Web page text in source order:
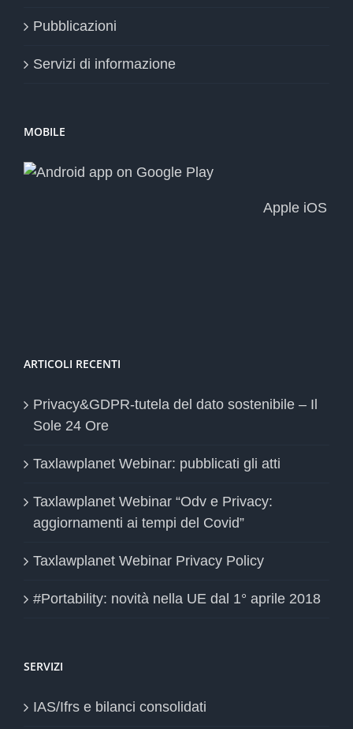
Pubblicazioni
Servizi di informazione
MOBILE
Apple iOS
ARTICOLI RECENTI
Privacy&GDPR-tutela del dato sostenibile – Il
Sole 24 Ore
Taxlawplanet Webinar: pubblicati gli atti
Taxlawplanet Webinar “Odv e Privacy:
aggiornamenti ai tempi del Covid”
Taxlawplanet Webinar Privacy Policy
#Portability: novità nella UE dal 1° aprile 2018
SERVIZI
IAS/Ifrs e bilanci consolidati